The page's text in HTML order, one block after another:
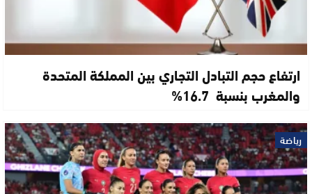
ارتفاع حجم التبادل التجاري بين المملكة المتحدة
والمغرب بنسبة 16.7%
رياضة